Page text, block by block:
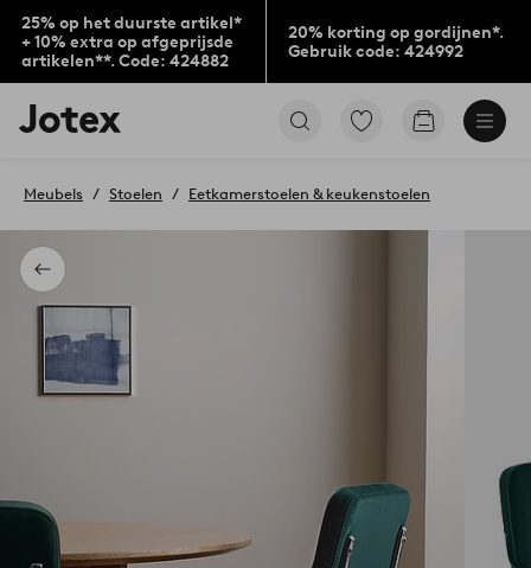
25% op het duurste artikel*
+ 10% extra op afgeprijsde
artikelen**. Code: 424882
20% korting op gordijnen*.
Gebruik code: 424992
Jotex
logo
to
home
page
Ga
gemarkeerde
Go
Terug
Meubels Stoelen Eetkamerstoelen & keukenstoelen